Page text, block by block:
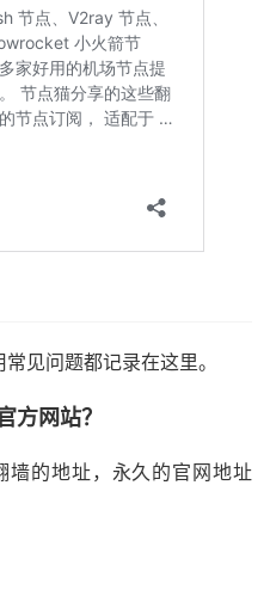
见问题都记录在这里。
方网站？
的地址，永久的官网地址